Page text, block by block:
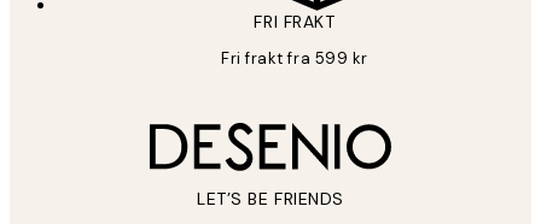
FRI FRAKT
Fri frakt fra 599 kr
LET’S BE FRIENDS